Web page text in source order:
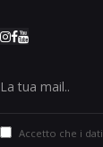
Accetto che i